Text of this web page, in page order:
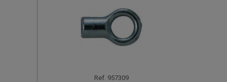
Ref. 957309